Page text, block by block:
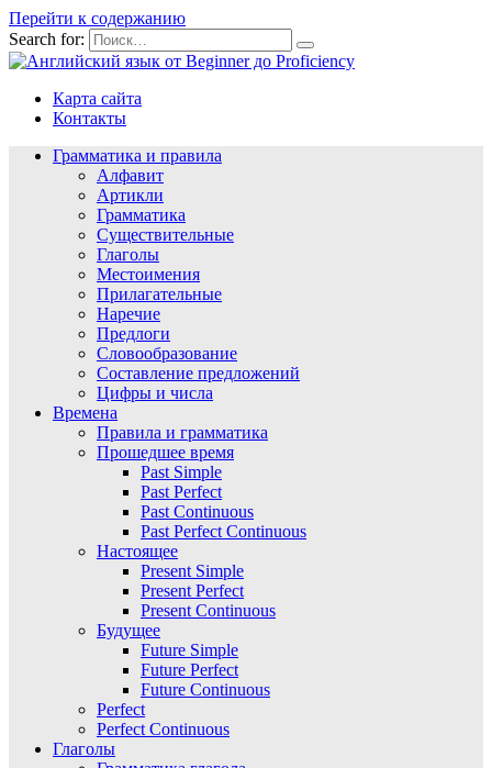
Перейти к содержанию
Search for:
Карта сайта
Контакты
Грамматика и правила
Алфавит
Артикли
Грамматика
Существительные
Глаголы
Местоимения
Прилагательные
Наречие
Предлоги
Словообразование
Составление предложений
Цифры и числа
Времена
Правила и грамматика
Прошедшее время
Past Simple
Past Perfect
Past Continuous
Past Perfect Continuous
Настоящее
Present Simple
Present Perfect
Present Continuous
Будущее
Future Simple
Future Perfect
Future Continuous
Perfect
Perfect Continuous
Глаголы